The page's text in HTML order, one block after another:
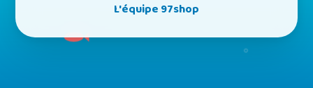
L'équipe 97shop